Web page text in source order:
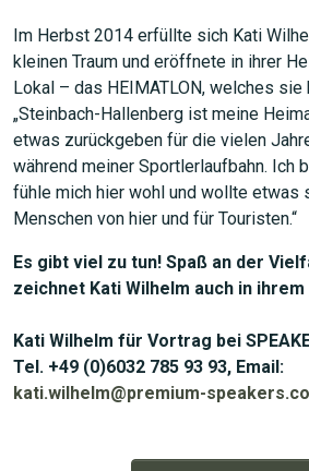
Im Herbst 2014 erfüllte sich Kati
kleinen Traum und eröffnete in ihrer
Lokal – das HEIMATLON, welches
„Steinbach-Hallenberg ist meine
etwas zurückgeben für die vielen
während meiner Sportlerlaufbahn. Ich
fühle mich hier wohl und wollte etwas
Menschen von hier und für Touristen.“
Es gibt viel zu tun! Spaß an der
zeichnet Kati Wilhelm auch in ihrem
Kati Wilhelm für Vortrag bei
Tel. +49 (0)6032 785 93 93, Email:
kati.wilhelm@premium-